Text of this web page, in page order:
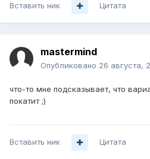
Вставить ник Цитата
mastermind
Опубликовано 26 августа,
что-то мне подсказывает, что
покатит ;)
Вставить ник Цитата